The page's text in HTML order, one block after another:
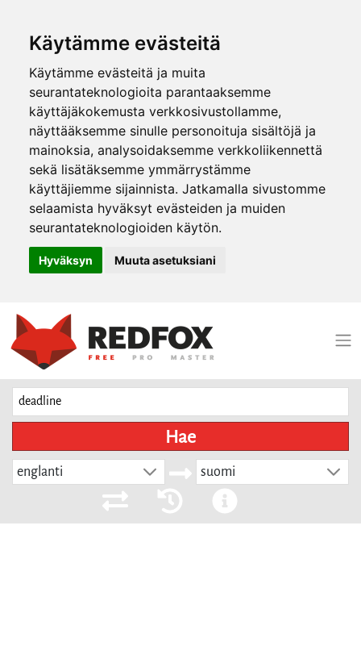
Käytämme evästeitä
Käytämme evästeitä ja muita
seurantateknologioita parantaaksemme
käyttäjäkokemusta verkkosivustollamme,
näyttääksemme sinulle personoituja sisältöjä ja
mainoksia, analysoidaksemme verkkoliikennettä
sekä lisätäksemme ymmärrystämme
käyttäjiemme sijainnista. Jatkamalla sivustomme
selaamista hyväksyt evästeiden ja muiden
seurantateknologioiden käytön.
Hyväksyn Muuta asetuksiani
Hae
englanti suomi